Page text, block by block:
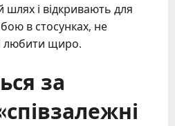
і відкривають для
в стосунках, не
любити щиро.
за